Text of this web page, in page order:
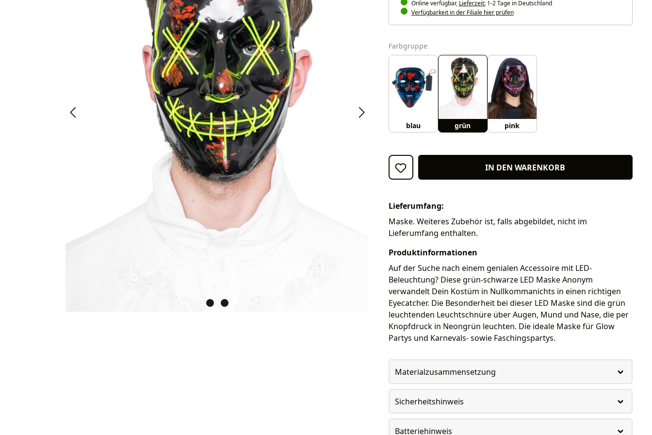
Online verfügbar, Lieferzeit:1-2 Tage in Deutschland
Verfügbarkeit in der Filiale hier prüfen
Farbgruppeauswählen
blau grün pink
IN DEN WARENKORB
Lieferumfang:
Maske. Weiteres Zubehör ist, falls abgebildet, nicht im
Lieferumfang enthalten.
Produktinformationen
Auf der Suche nach einem genialen Accessoire mit LED-
Beleuchtung? Diese grün-schwarze LED Maske Anonym
verwandelt Dein Kostüm in Nullkommanichts in einen richtigen
Eyecatcher. Die Besonderheit bei dieser LED Maske sind die grün
leuchtenden Leuchtschnüre über Augen, Mund und Nase, die per
Knopfdruck in Neongrün leuchten. Die ideale Maske für Glow
Partys und Karnevals- sowie Faschingspartys.
Materialzusammensetzung
Sicherheitshinweis
Batteriehinweis